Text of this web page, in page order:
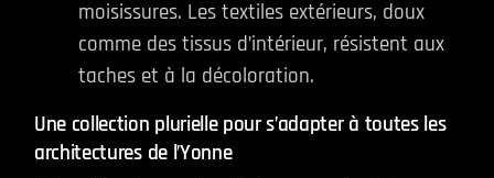
moisissures. Les textiles extérieurs, doux
comme des tissus d’intérieur, résistent aux
taches et à la décoloration.
Une collection plurielle pour s’adapter à toutes les
architectures de l’Yonne